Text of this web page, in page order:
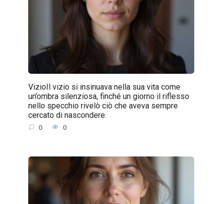
VizioIl vizio si insinuava nella sua vita come
un’ombra silenziosa, finché un giorno il riflesso
nello specchio rivelò ciò che aveva sempre
cercato di nascondere.
0 0